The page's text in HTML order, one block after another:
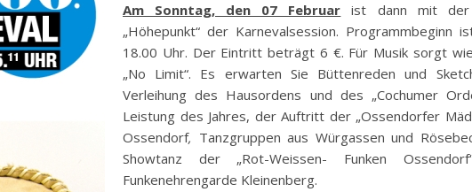
Am Sonntag, den 07 Februar ist dann mit der
„Höhepunkt“ der Karnevalsession. Programmbeginn
18.00 Uhr. Der Eintritt beträgt 6 €. Für Musik sorgt
„No Limit“. Es erwarten Sie Büttenreden und
Verleihung des Hausordens und des „Cochumer
Leistung des Jahres, der Auftritt der „Ossendorfer
Ossendorf, Tanzgruppen aus Würgassen und
Showtanz der „Rot-Weissen- Funken
Funkenehrengarde Kleinenberg.